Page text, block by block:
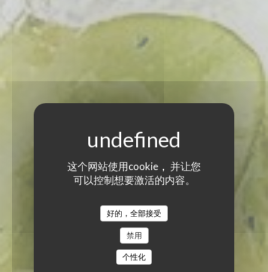
这个网站使用cookie， 并让您
可以控制想要激活的内容。
好的，全部接受
禁用
个性化